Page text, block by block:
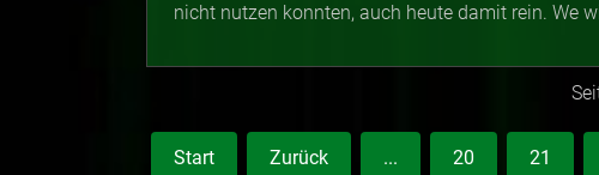
nicht nutzen konnten, auch heute damit rein. We
Start Zurück ... 20 21